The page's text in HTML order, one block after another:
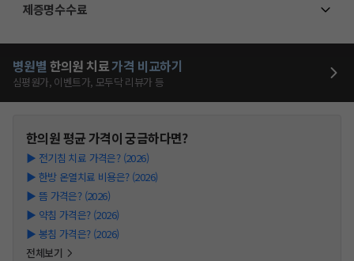
제증명수수료
병원별 한의원 치료가격 비교하기
심평원가, 이벤트가, 모두닥 리뷰가 등
한의원평균 가격이 궁금하다면?
▶ 전기침 치료 가격은? (2026)
▶ 한방 온열치료 비용은? (2026)
▶ 뜸 가격은? (2026)
▶ 약침 가격은? (2026)
▶ 봉침 가격은? (2026)
전체보기